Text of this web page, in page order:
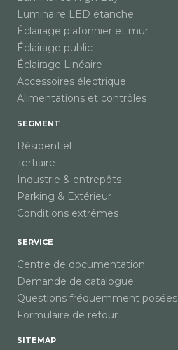
Luminaire LED étanche
Éclairage plafonnier et mur
Éclairage public
Éclairage Linéaire
Accessoires électrique
Alimentations et contrôles
SEGMENT
Résidentiel
Tertiaire
Industrie & entrepôts
Parking & Extérieur
Conditions extrêmes
SERVICE
Centre de documentation
Demande de catalogue
Questions fréquemment posées
Formulaire de retour
SITEMAP